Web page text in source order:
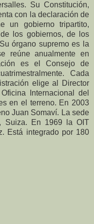
Su Constitución,
con la declaración de
un gobierno tripartito,
los gobiernos, de los
órgano supremo es la
reúne anualmente en
es el Consejo de
Cada
elige al Director
Internacional del
en el terreno. En 2003
Juan Somaví. La sede
Suiza. En 1969 la OIT
Está integrado por 180